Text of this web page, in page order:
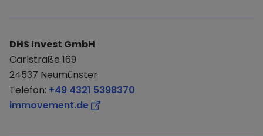
DHS Invest GmbH
Carlstraße 169
24537 Neumünster
Telefon: +49 4321 5398370
immovement.de